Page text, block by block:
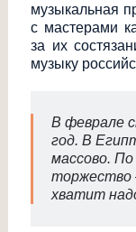
музыкальная
с мастерами
за их
музыку
В феврале
год. В
массово.
торжество
хватит